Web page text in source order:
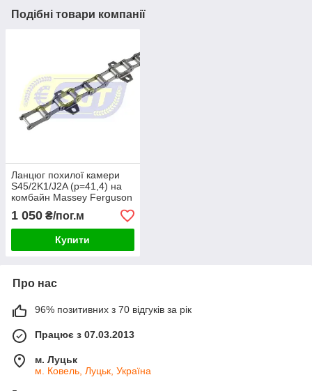
Подібні товари компанії
Ланцюг похилої камери
S45/2K1/J2A (p=41,4) на
комбайн Massey Ferguson
1 050 ₴/пог.м
Купити
Про нас
96% позитивних з 70 відгуків за рік
Працює з 07.03.2013
м. Луцьк
м. Ковель, Луцьк, Україна